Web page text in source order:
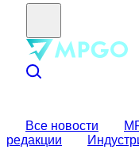
Все новости
редакции